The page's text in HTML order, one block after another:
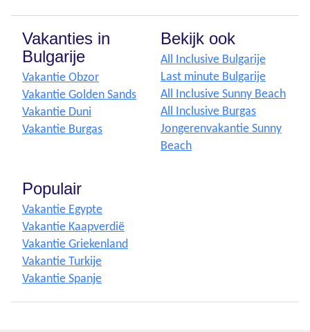
Vakanties in
Bulgarije
Vakantie Obzor
Vakantie Golden Sands
Vakantie Duni
Vakantie Burgas
Bekijk ook
All Inclusive Bulgarije
Last minute Bulgarije
All Inclusive Sunny Beach
All Inclusive Burgas
Jongerenvakantie Sunny
Beach
Populair
Vakantie Egypte
Vakantie Kaapverdië
Vakantie Griekenland
Vakantie Turkije
Vakantie Spanje